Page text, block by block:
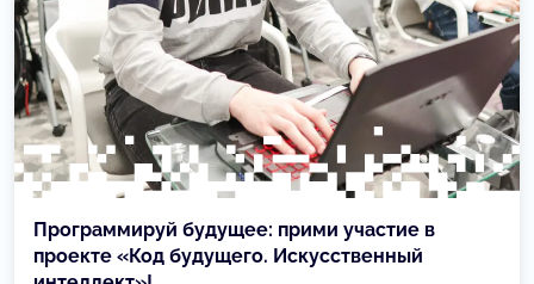
Программируй будущее: прими участие в
проекте «Код будущего. Искусственный